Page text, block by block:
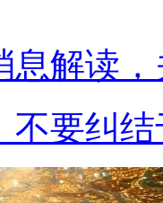
息解读，
不要纠